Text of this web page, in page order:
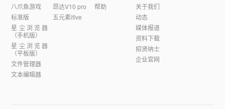
八爪鱼游戏
标准版
星尘浏览器
（手机版）
星尘浏览器
（平板版）
文件管理器
文本编辑器
昂达V10 pro
五元素ifive
帮助
关于我们
动态
媒体报道
资料下载
招贤纳士
企业官网